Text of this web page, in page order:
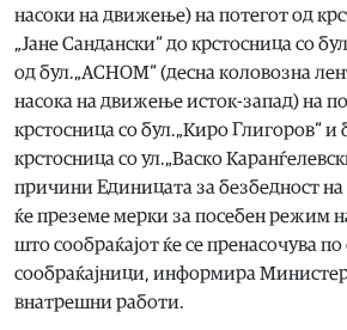
насоки на движење) на потегот од
„Јане Сандански“ до крстосница со
од бул.„АСНОМ“ (десна коловозна
насока на движење исток-запад) на
крстосница со бул.„Киро Глигоров“ и
крстосница со ул.„Васко
причини Единицата за безбедност на
ќе преземе мерки за посебен режим
што сообраќајот ќе се пренасочува
сообраќајници, информира
внатрешни работи.